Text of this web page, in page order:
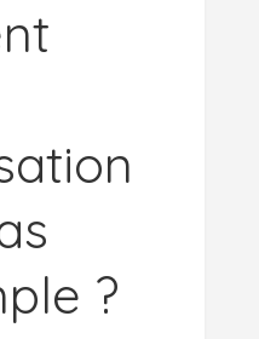
?